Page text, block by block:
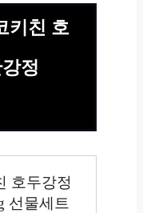
키친 호
정
호두강정
선물세트